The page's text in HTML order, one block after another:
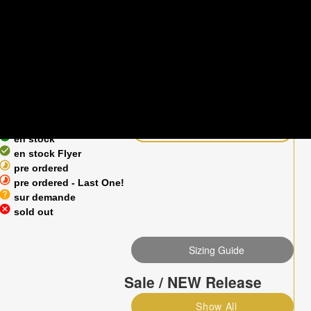
en stock
check_circle en stock Flyer
timelapse pre ordered
timelapse pre ordered - Last One!
help sur demande
cancel sold out
Sizing Guide
Sale / NEW Release
Show All